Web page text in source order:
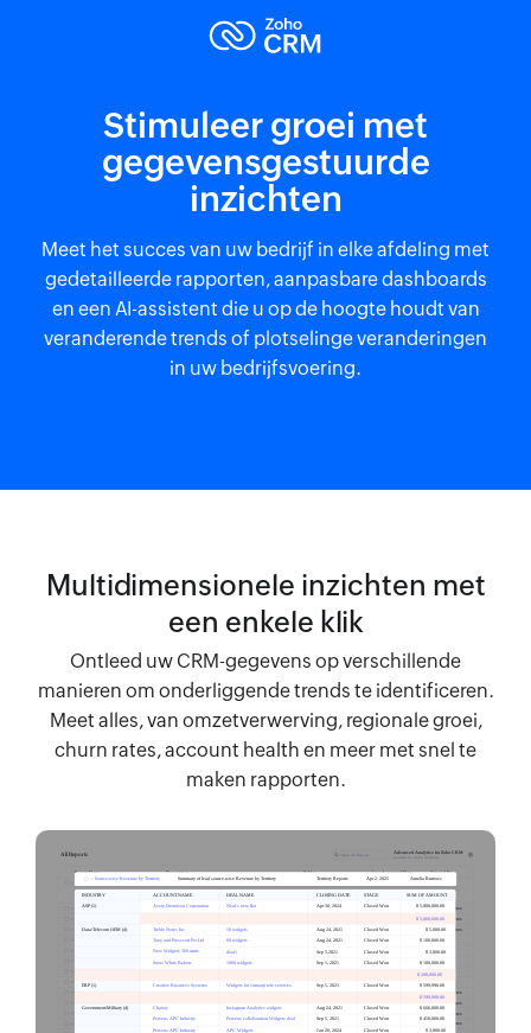
Stimuleer groei met
gegevensgestuurde
inzichten
Meet het succes van uw bedrijf in elke afdeling met
gedetailleerde rapporten, aanpasbare dashboards
en een AI-assistent die u op de hoogte houdt van
veranderende trends of plotselinge veranderingen
in uw bedrijfsvoering.
Multidimensionele inzichten met
een enkele klik
Ontleed uw CRM-gegevens op verschillende
manieren om onderliggende trends te identificeren.
Meet alles, van omzetverwerving, regionale groei,
churn rates, account health en meer met snel te
maken rapporten.